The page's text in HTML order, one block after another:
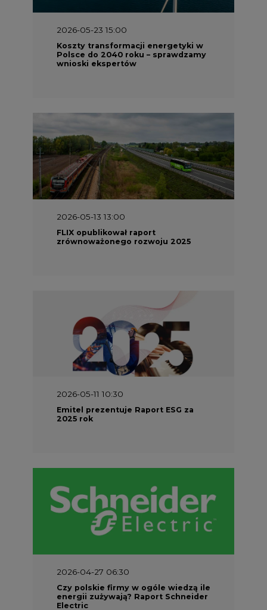
2026-05-23 15:00
Koszty transformacji energetyki w
Polsce do 2040 roku – sprawdzamy
wnioski ekspertów
2026-05-13 13:00
FLIX opublikował raport
zrównoważonego rozwoju 2025
2026-05-11 10:30
Emitel prezentuje Raport ESG za
2025 rok
2026-04-27 06:30
Czy polskie firmy w ogóle wiedzą ile
energii zużywają? Raport Schneider
Electric